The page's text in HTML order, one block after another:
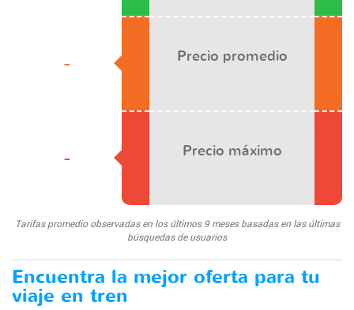
-
-
Precio promedio
Precio máximo
Tarifas promedio observadas en los últimos 9 meses basadas en las últimas
búsquedas de usuarios
Encuentra la mejor oferta para tu
viaje en tren